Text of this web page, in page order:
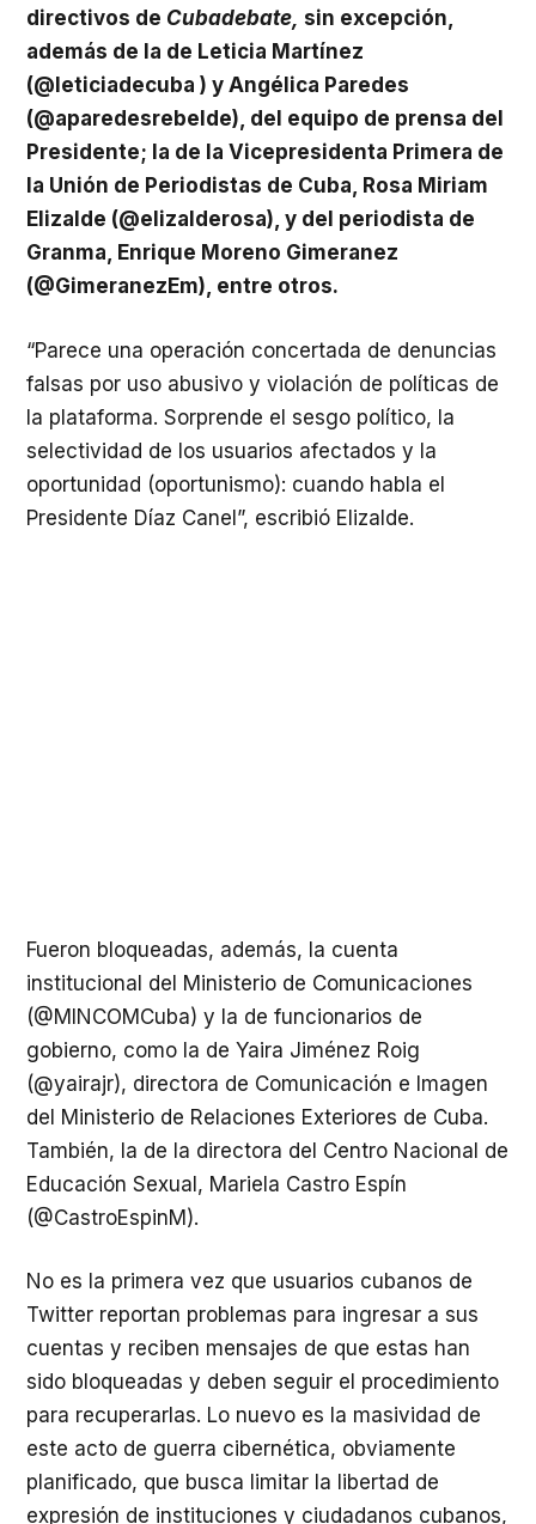
directivos de Cubadebate, sin excepción,
además de la de Leticia Martínez
(@leticiadecuba ) y Angélica Paredes
(@aparedesrebelde), del equipo de prensa del
Presidente; la de la Vicepresidenta Primera de
la Unión de Periodistas de Cuba, Rosa Miriam
Elizalde (@elizalderosa), y del periodista de
Granma, Enrique Moreno Gimeranez
(@GimeranezEm), entre otros.
“Parece una operación concertada de denuncias
falsas por uso abusivo y violación de políticas de
la plataforma. Sorprende el sesgo político, la
selectividad de los usuarios afectados y la
oportunidad (oportunismo): cuando habla el
Presidente Díaz Canel”, escribió Elizalde.
Fueron bloqueadas, además, la cuenta
institucional del Ministerio de Comunicaciones
(@MINCOMCuba) y la de funcionarios de
gobierno, como la de Yaira Jiménez Roig
(@yairajr), directora de Comunicación e Imagen
del Ministerio de Relaciones Exteriores de Cuba.
También, la de la directora del Centro Nacional de
Educación Sexual, Mariela Castro Espín
(@CastroEspinM).
No es la primera vez que usuarios cubanos de
Twitter reportan problemas para ingresar a sus
cuentas y reciben mensajes de que estas han
sido bloqueadas y deben seguir el procedimiento
para recuperarlas. Lo nuevo es la masividad de
este acto de guerra cibernética, obviamente
planificado, que busca limitar la libertad de
expresión de instituciones y ciudadanos cubanos,